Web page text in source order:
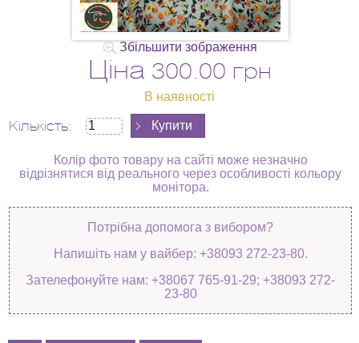
Збільшити зображення
Ціна 300.00 грн
В наявності
Кількість:
Колір фото товару на сайті може незначно
відрізнятися від реального через особливості кольору
монітора.
Потрібна допомога з вибором?
Напишіть нам у вайбер: +38093 272-23-80.
Зателефонуйте нам: +38067 765-91-29; +38093 272-
23-80